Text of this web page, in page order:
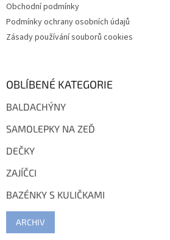
Obchodní podmínky
Podmínky ochrany osobních údajů
Zásady používání souborů cookies
OBLÍBENÉ KATEGORIE
BALDACHÝNY
SAMOLEPKY NA ZEĎ
DEČKY
ZAJÍČCI
BAZÉNKY S KULIČKAMI
ARCHIV